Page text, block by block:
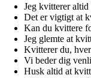
Jeg kvitterer altid
Det er vigtigt at
Kan du kvittere
Jeg glemte at
Kvitterer du,
Vi beder dig
Husk altid at